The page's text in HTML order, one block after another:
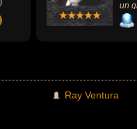
un
la
Ray Ventura